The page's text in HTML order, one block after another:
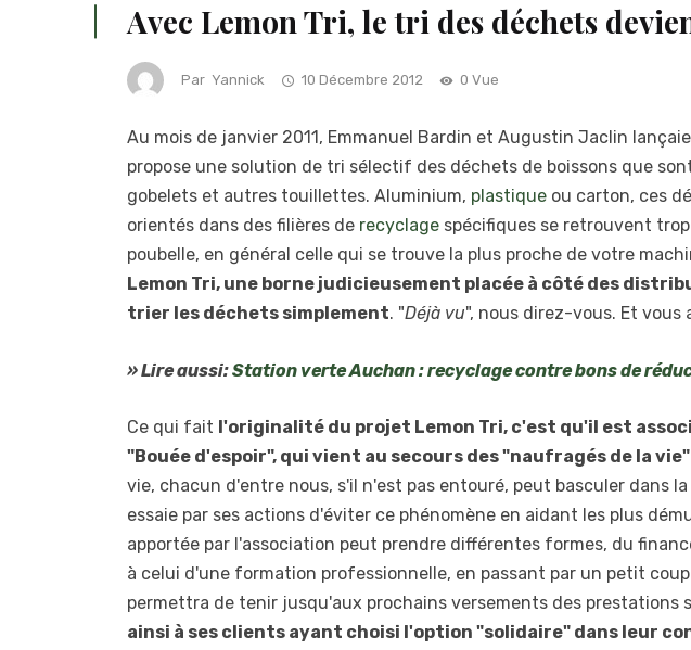
Avec Lemon Tri, le tri des déchets
Par Yannick 10 Décembre 2012 0 Vue
Au mois de janvier 2011, Emmanuel Bardin et Augustin Jaclin
propose une solution de tri sélectif des déchets de boissons que
gobelets et autres touillettes. Aluminium, plastique ou carton, ces
orientés dans des filières de recyclage spécifiques se retrouvent
poubelle, en général celle qui se trouve la plus proche de votre
Lemon Tri, une borne judicieusement placée à côté des
trier les déchets simplement. "Déjà vu", nous direz-vous. Et vous
» Lire aussi:Station verte Auchan : recyclage contre bons de
Ce qui fait l'originalité du projet Lemon Tri, c'est qu'il est
"Bouée d'espoir", qui vient au secours des "naufragés de la vie"
vie, chacun d'entre nous, s'il n'est pas entouré, peut basculer dans
essaie par ses actions d'éviter ce phénomène en aidant les plus
apportée par l'association peut prendre différentes formes, du
à celui d'une formation professionnelle, en passant par un petit
permettra de tenir jusqu'aux prochains versements des prestations
ainsi à ses clients ayant choisi l'option "solidaire" dans leur